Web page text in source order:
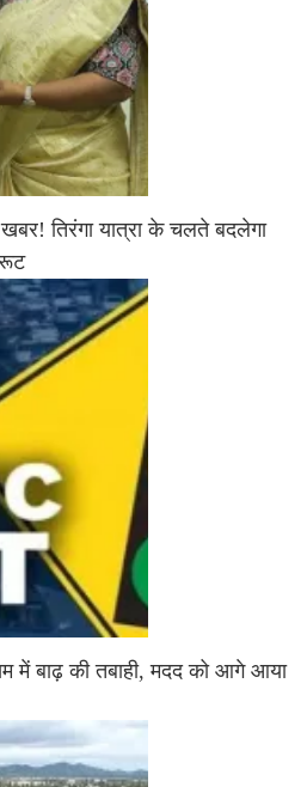
तिरंगा यात्रा के चलते बदलेगा
में बाढ़ की तबाही, मदद को आगे आया